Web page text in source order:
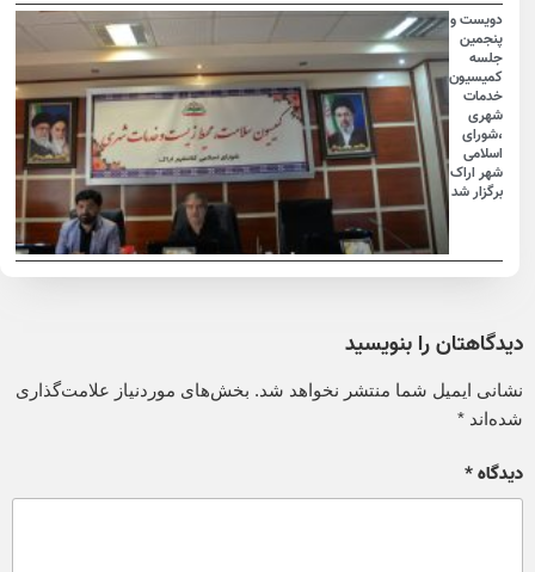
دویست و
پنجمین
جلسه
کمیسیون
خدمات
شهری
،شورای
اسلامی
شهر اراک
برگزار شد
دیدگاهتان را بنویسید
نشانی ایمیل شما منتشر نخواهد شد. بخش‌های موردنیاز علامت‌گذاری
شده‌اند*
دیدگاه*